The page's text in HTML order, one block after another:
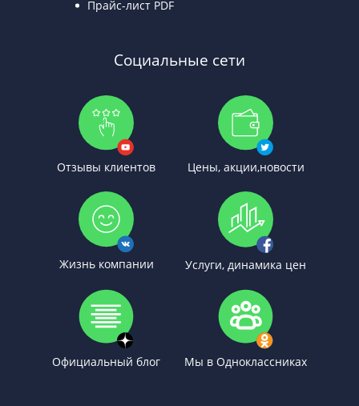
Прайс-лист PDF
Социальные сети
Отзывы клиентов Цены, акции,новости
Жизнь компании Услуги, динамика цен
Официальный блог Мы в Одноклассниках